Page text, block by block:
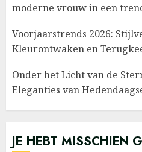
moderne vrouw in een
Voorjaarstrends 2026:
Kleurontwaken en
Onder het Licht van de
Eleganties van
JE HEBT MISSCHIEN